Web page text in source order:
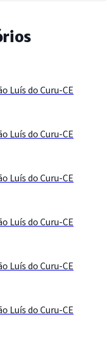
Luís do Curu-CE
Luís do Curu-CE
Luís do Curu-СЕ
Luís do Curu-CE
Luís do Curu-CЕ
Luís do Curu-CЕ